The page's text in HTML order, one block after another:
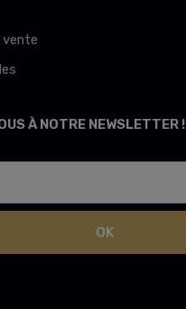
À NOTRE NEWSLETTER !
OK